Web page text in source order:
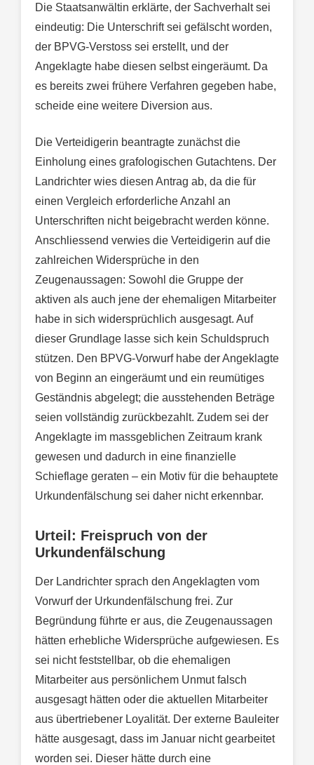
Die Staatsanwältin erklärte, der Sachverhalt sei
eindeutig: Die Unterschrift sei gefälscht worden,
der BPVG-Verstoss sei erstellt, und der
Angeklagte habe diesen selbst eingeräumt. Da
es bereits zwei frühere Verfahren gegeben habe,
scheide eine weitere Diversion aus.
Die Verteidigerin beantragte zunächst die
Einholung eines grafologischen Gutachtens. Der
Landrichter wies diesen Antrag ab, da die für
einen Vergleich erforderliche Anzahl an
Unterschriften nicht beigebracht werden könne.
Anschliessend verwies die Verteidigerin auf die
zahlreichen Widersprüche in den
Zeugenaussagen: Sowohl die Gruppe der
aktiven als auch jene der ehemaligen Mitarbeiter
habe in sich widersprüchlich ausgesagt. Auf
dieser Grundlage lasse sich kein Schuldspruch
stützen. Den BPVG-Vorwurf habe der Angeklagte
von Beginn an eingeräumt und ein reumütiges
Geständnis abgelegt; die ausstehenden Beträge
seien vollständig zurückbezahlt. Zudem sei der
Angeklagte im massgeblichen Zeitraum krank
gewesen und dadurch in eine finanzielle
Schieflage geraten – ein Motiv für die behauptete
Urkundenfälschung sei daher nicht erkennbar.
Urteil: Freispruch von der
Urkundenfälschung
Der Landrichter sprach den Angeklagten vom
Vorwurf der Urkundenfälschung frei. Zur
Begründung führte er aus, die Zeugenaussagen
hätten erhebliche Widersprüche aufgewiesen. Es
sei nicht feststellbar, ob die ehemaligen
Mitarbeiter aus persönlichem Unmut falsch
ausgesagt hätten oder die aktuellen Mitarbeiter
aus übertriebener Loyalität. Der externe Bauleiter
hätte ausgesagt, dass im Januar nicht gearbeitet
worden sei. Dieser hätte durch eine